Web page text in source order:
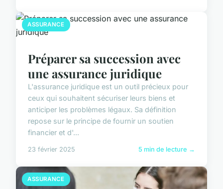
ASSURANCE
Préparer sa succession avec
une assurance juridique
L'assurance juridique est un outil précieux pour
ceux qui souhaitent sécuriser leurs biens et
anticiper les problèmes légaux. Sa définition
repose sur le principe de fournir un soutien
financier et d'...
23 février 2025 5 min de lecture →
ASSURANCE